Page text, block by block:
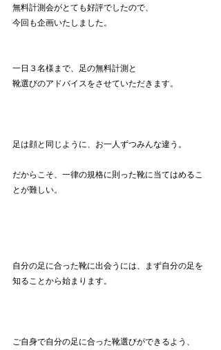
無料計測会がとても好評でしたので、
今回も企画いたしました。
一日３名様まで、足の無料計測と
靴選びのアドバイスをさせていただきます。
足は顔と同じように、お一人ずつみんな違う。
だからこそ、一律の規格に則った靴に当てはめるこ
とが難しい。
自分の足に合った靴に出会うには、まず自分の足を
知ることから始まります。
ご自身で自分の足に合った靴選びができるよう、